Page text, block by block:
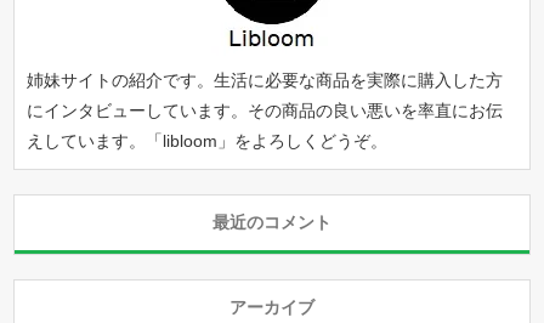
姉妹サイトの紹介です。生活に必要な商品を実際に購入した方
にインタビューしています。その商品の良い悪いを率直にお伝
えしています。「libloom 」をよろしくどうぞ。
最近のコメント
アーカイブ